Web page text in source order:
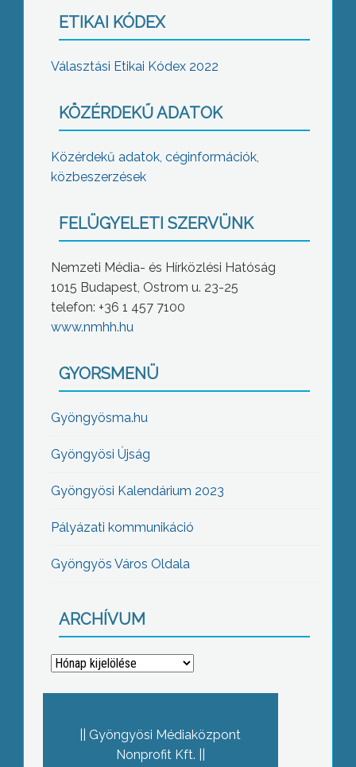
ETIKAI KÓDEX
Választási Etikai Kódex 2022
KÖZÉRDEKŰ ADATOK
Közérdekű adatok, céginformációk,
közbeszerzések
FELÜGYELETI SZERVÜNK
Nemzeti Média- és Hírközlési Hatóság
1015 Budapest, Ostrom u. 23-25
telefon: +36 1 457 7100
www.nmhh.hu
GYORSMENÜ
Gyöngyösma.hu
Gyöngyösi Újság
Gyöngyösi Kalendárium 2023
Pályázati kommunikáció
Gyöngyös Város Oldala
ARCHÍVUM
Archívum
Gyöngyösi Médiaközpont
Nonprofit Kft.